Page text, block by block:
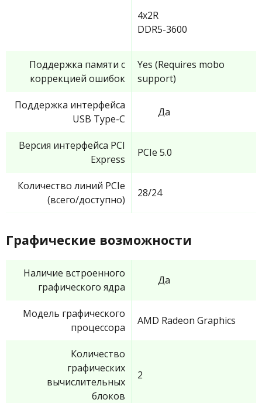
4x2R
DDR5-3600
Поддержка памяти с
коррекцией ошибок
Yes (Requires mobo
support)
Поддержка интерфейса
USB Type-C
Да
Версия интерфейса PCI
Express
PCIe 5.0
Количество линий PCIe
(всего/доступно)
28/24
Графические возможности
Наличие встроенного
графического ядра
Да
Модель графического
процессора
AMD Radeon Graphics
Количество
графических
вычислительных
блоков
2